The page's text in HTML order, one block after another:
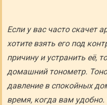
Если у вас часто скачет
хотите взять его под
причину и устранить её,
домашний тонометр.
давление в спокойных
время, когда вам